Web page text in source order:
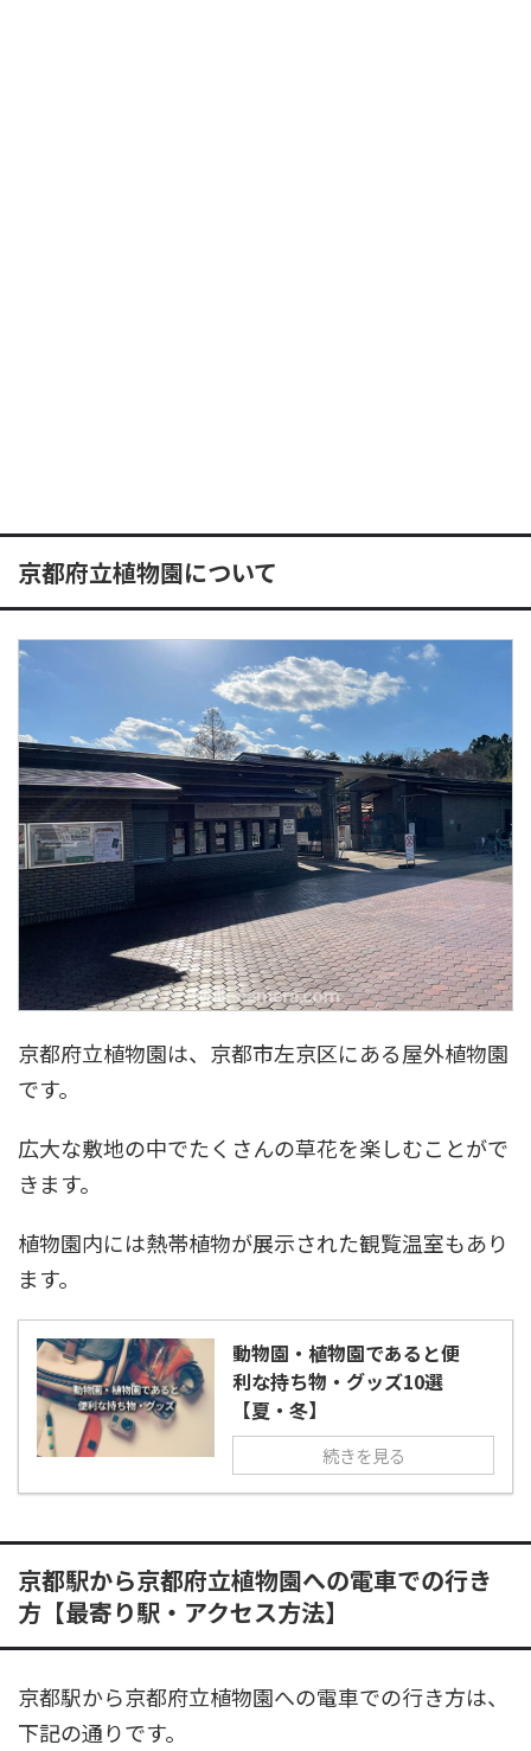
京都府立植物園について
京都府立植物園は、京都市左京区にある屋外植物園
です。
広大な敷地の中でたくさんの草花を楽しむことがで
きます。
植物園内には熱帯植物が展示された観覧温室もあり
ます。
動物園・植物園であると便
利な持ち物・グッズ10選
【夏・冬】
続きを見る
京都駅から京都府立植物園への電車での行き
方【最寄り駅・アクセス方法】
京都駅から京都府立植物園への電車での行き方は、
下記の通りです。